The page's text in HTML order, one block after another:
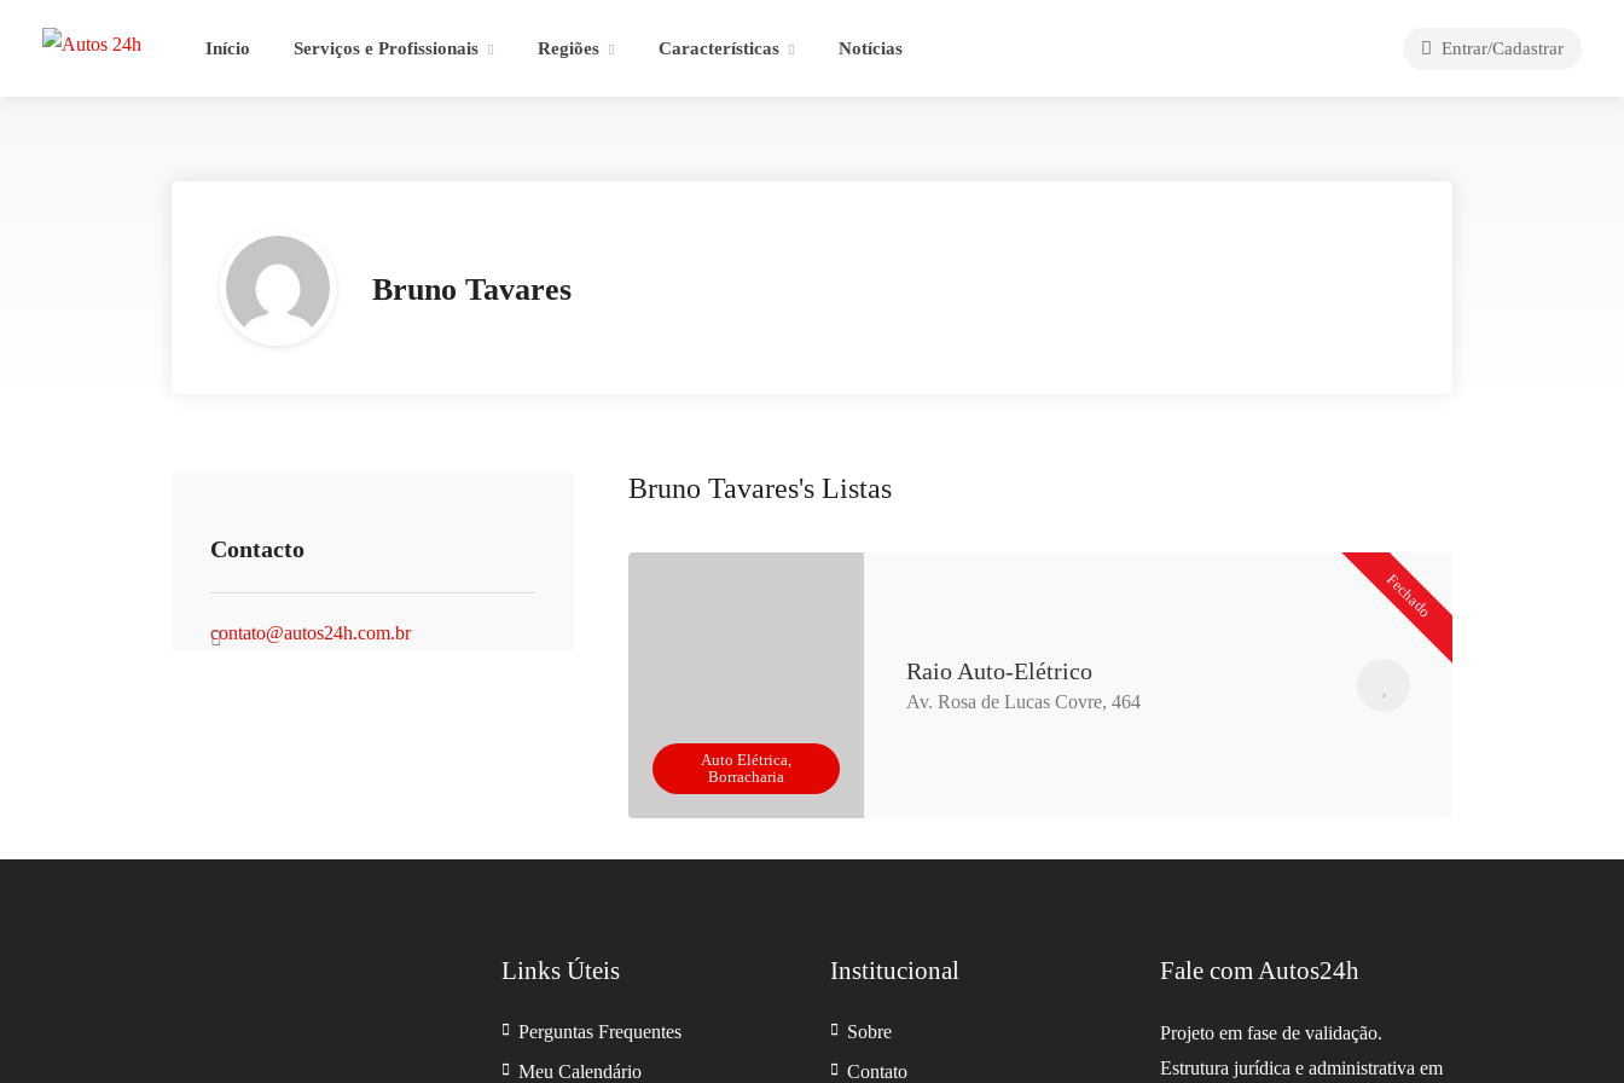
Início Serviços e Profissionais Regiões Características Notícias Entrar/Cadastrar
Bruno Tavares
Contacto
contato@autos24h.com.br
Bruno Tavares's Listas
Auto Elétrica,
Borracharia
Fechado
Raio Auto-Elétrico
Av. Rosa de Lucas Covre, 464
Links Úteis
Perguntas Frequentes
Meu Calendário
Institucional
Sobre
Contato
Fale com Autos24h
Projeto em fase de validação.
Estrutura jurídica e administrativa em